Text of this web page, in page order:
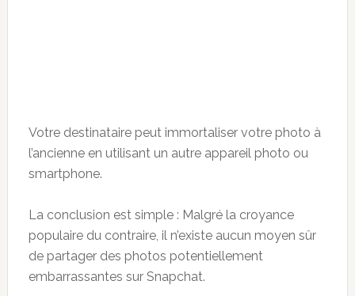
Votre destinataire peut immortaliser votre photo à
l’ancienne en utilisant un autre appareil photo ou
smartphone.
La conclusion est simple : Malgré la croyance
populaire du contraire, il n’existe aucun moyen sûr
de partager des photos potentiellement
embarrassantes sur Snapchat.